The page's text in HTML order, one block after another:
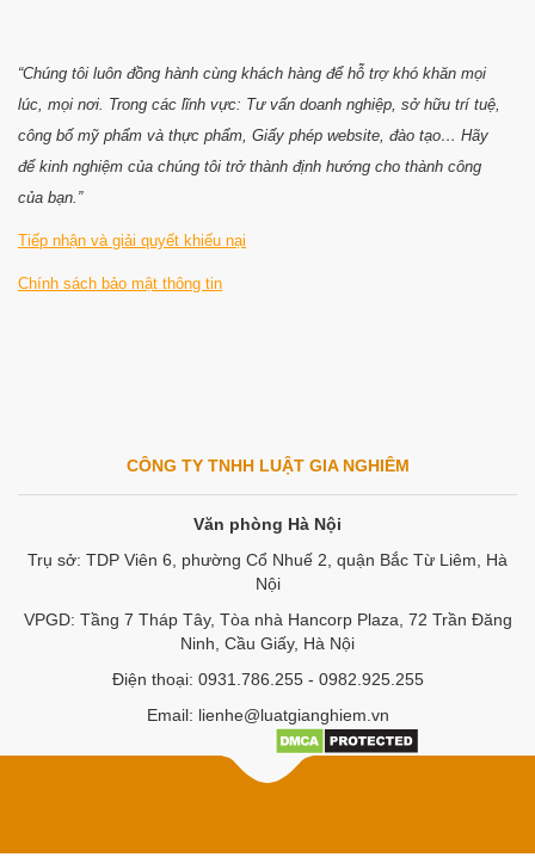
“Chúng tôi luôn đồng hành cùng khách hàng để hỗ trợ khó khăn mọi
lúc, mọi nơi. Trong các lĩnh vực: Tư vấn doanh nghiệp, sở hữu trí tuệ,
công bố mỹ phẩm và thực phẩm, Giấy phép website, đào tạo… Hãy
để kinh nghiệm của chúng tôi trở thành định hướng cho thành công
của bạn.”
Tiếp nhận và giải quyết khiếu nại
Chính sách bảo mật thông tin
CÔNG TY TNHH LUẬT GIA NGHIÊM
Văn phòng Hà Nội
Trụ sở: TDP Viên 6, phường Cổ Nhuế 2, quận Bắc Từ Liêm, Hà
Nội
VPGD: Tầng 7 Tháp Tây, Tòa nhà Hancorp Plaza, 72 Trần Đăng
Ninh, Cầu Giấy, Hà Nội
Điện thoại: 0931.786.255 - 0982.925.255
Email: lienhe@luatgianghiem.vn